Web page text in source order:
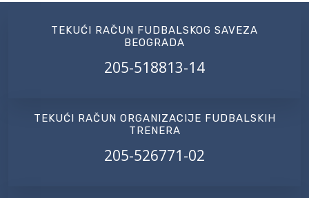
TEKUĆI RAČUN FUDBALSKOG SAVEZA
BEOGRADA
205-518813-14
TEKUĆI RAČUN ORGANIZACIJE FUDBALSKIH
TRENERA
205-526771-02